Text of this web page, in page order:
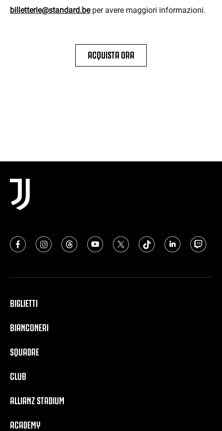
billetterie@standard.beper avere maggiori informazioni.
ACQUISTA ORA
BIGLIETTI
BIANCONERI
SQUADRE
CLUB
ALLIANZ STADIUM
ACADEMY